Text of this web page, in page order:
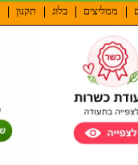
ממליצים בלוג תקנון